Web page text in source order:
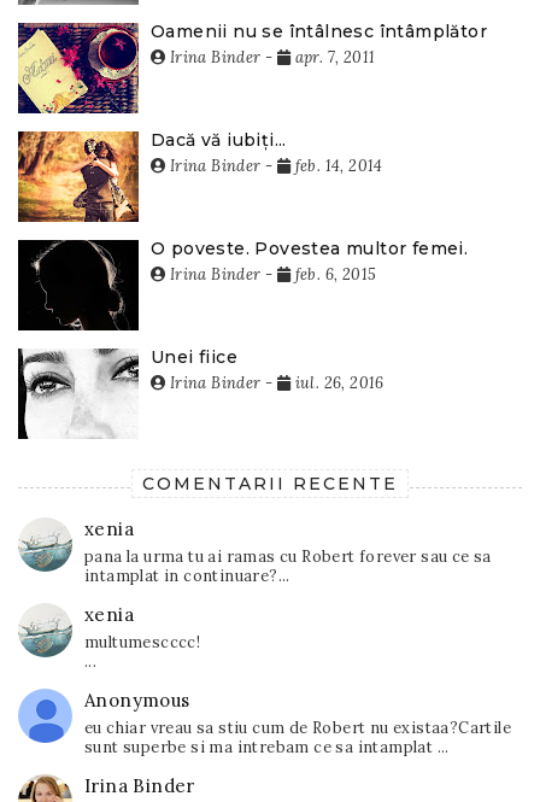
Oamenii nu se întâlnesc întâmplător
Irina Binder - apr. 7, 2011
Dacă vă iubiți...
Irina Binder - feb. 14, 2014
O poveste. Povestea multor femei.
Irina Binder - feb. 6, 2015
Unei fiice
Irina Binder - iul. 26, 2016
COMENTARII RECENTE
xenia
pana la urma tu ai ramas cu Robert forever sau ce sa
intamplat in continuare?...
xenia
multumescccc!
...
Anonymous
eu chiar vreau sa stiu cum de Robert nu existaa?Cartile
sunt superbe si ma intrebam ce sa intamplat ...
Irina Binder